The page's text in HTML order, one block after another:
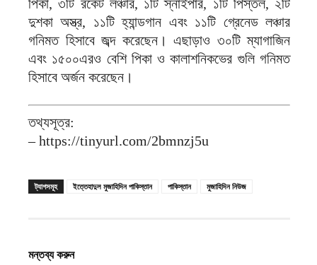
পিকা, ৩টি রকেট লঞ্চার, ১টি স্নাইপার, ১টি পিস্তল, ২টি
দুশকা অস্ত্র, ১১টি হ্যান্ডগান এবং ১১টি গ্রেনেড লঞ্চার
গনিমত হিসাবে জব্দ করেছেন। এছাড়াও ৩০টি ম্যাগাজিন
এবং ১৫০০এরও বেশি পিকা ও কালাশনিকভের গুলি গনিমত
হিসাবে অর্জন করেছেন।
তথ্যসূত্র:
– https://tinyurl.com/2bmnzj5u
ট্যাগসমূহ ইত্তেহাদুল মুজাহিদিন পাকিস্তান পাকিস্তান মুজাহিদিন নিউজ
মন্তব্য করুন